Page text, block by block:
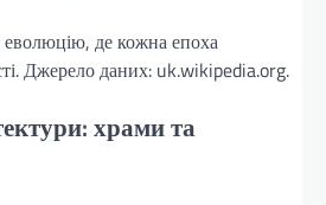
де кожна епоха
Джерело даних: uk.wikipedia.org.
храми та